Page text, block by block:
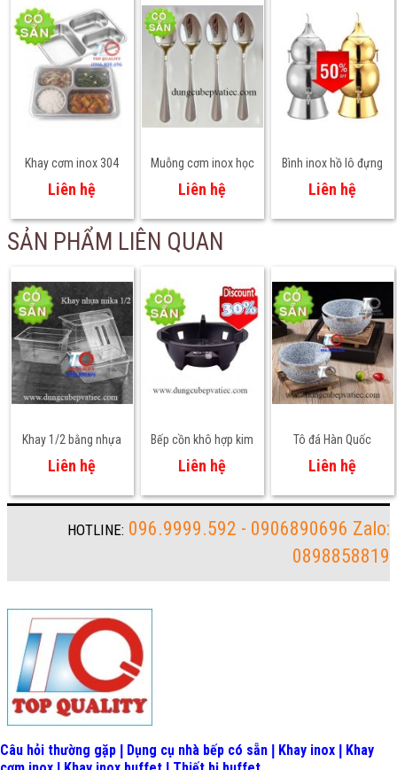
Khay cơm inox 304
cho học sinh mầm
non, tiểu học – An
toàn thực phẩm
Liên hệ
Muỗng cơm inox học
sinh 17cm loại dày
sáng bóng
Liên hệ
Bình inox hồ lô đựng
trà - nước trái cây -
đồ uống
Liên hệ
SẢN PHẨM LIÊN QUAN
Khay 1/2 bằng nhựa
mika
Liên hệ
Bếp cồn khô hợp kim
nhôm
Liên hệ
Tô đá Hàn Quốc
14cm
Liên hệ
HOTLINE: 096.9999.592 - 0906890696 Zalo:
0898858819
Câu hỏi thường gặp Dụng cụ nhà bếp có sẵn Khay inox
Khay